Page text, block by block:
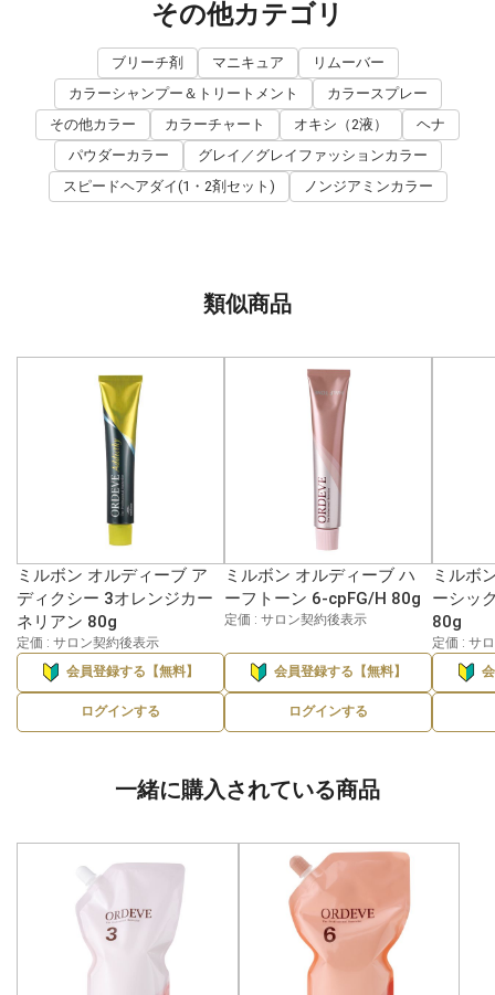
その他カテゴリ
ブリーチ剤 マニキュア
リムーバー
カラーシャンプー＆トリートメント
カラースプレー
その他カラー
カラーチャート オキシ（2液）
ヘナ
パウダーカラー
グレイ／グレイファッションカラー
スピードヘアダイ(1・2剤セット)
ノンジアミンカラー
類似商品
ミルボン オルディーブ ア
ディクシー 3オレンジカー
ネリアン 80g
定価 : サロン契約後表示
会員登録する【無料】
ログインする
ミルボン オルディーブ ハ
ーフトーン 6-cpFG/H 80g
定価 : サロン契約後表示
会員登録する【無料】
ログインする
ミルボ
ーシッ
80g
定価 : サ
一緒に購入されている商品